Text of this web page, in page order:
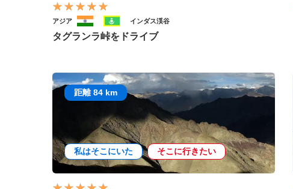
アジア インダス渓谷
タグランラ峠をドライブ
距離 84 km
私はそこにいた そこに行きたい